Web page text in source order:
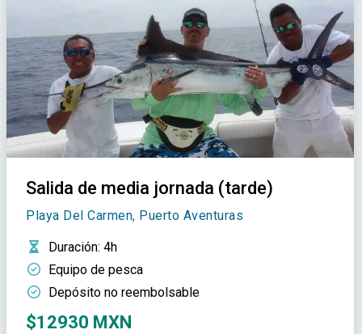
Salida de media jornada (tarde)
Playa Del Carmen, Puerto Aventuras
Duración: 4h
Equipo de pesca
Depósito no reembolsable
$12930 MXN